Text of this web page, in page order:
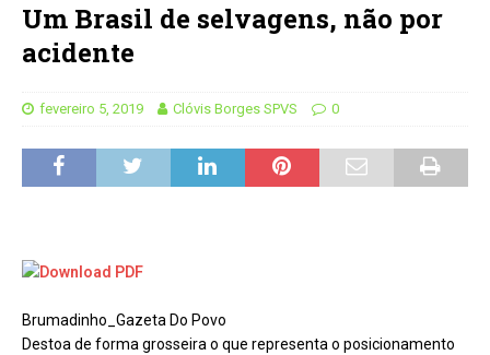
Um Brasil de selvagens, não por
acidente
fevereiro 5, 2019 Clóvis Borges SPVS 0
Brumadinho_Gazeta Do Povo
Destoa de forma grosseira o que representa o posicionamento